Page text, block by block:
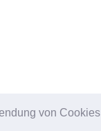
von Cookies